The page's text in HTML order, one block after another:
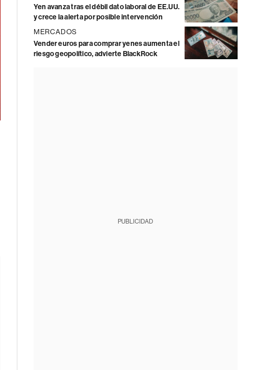
Yen avanza tras el débil dato laboral de EE.UU.
y crece la alerta por posible intervención
MERCADOS
Vender euros para comprar yenes aumenta el
riesgo geopolítico, advierte BlackRock
PUBLICIDAD